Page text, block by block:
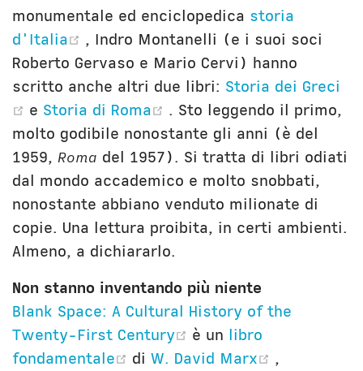
monumentale ed enciclopedica storia
d'Italia
(opens new window)
, Indro Montanelli (e i suoi soci
Roberto Gervaso e Mario Cervi) hanno
scritto anche altri due libri: Storia dei Greci
(opens new window)
e Storia di Roma (opens new window)
. Sto leggendo il primo,
molto godibile nonostante gli anni (è del
1959, Roma del 1957). Si tratta di libri odiati
dal mondo accademico e molto snobbati,
nonostante abbiano venduto milionate di
copie. Una lettura proibita, in certi ambienti.
Almeno, a dichiararlo.
Non stanno inventando più niente
Blank Space: A Cultural History of the
Twenty-First Century
(opens new window)
è un libro
fondamentale
(opens new window)
di W. David Marx (opens
,